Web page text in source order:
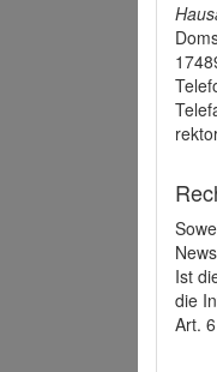
Ist
die
Art.